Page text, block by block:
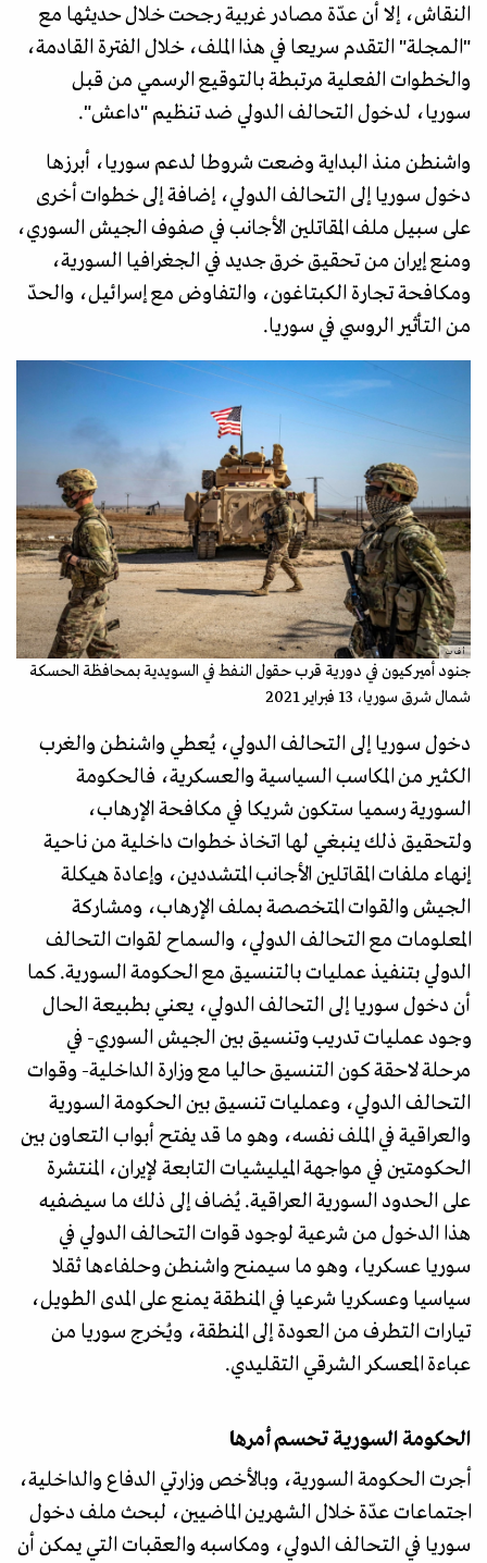
النقاش، إلا أن عدّة مصادر غربية رجحت خلال حديثها مع
"الـمجلة" التقدم سريعا في هذا الملف، خلال الفترة القادمة،
والخطوات الفعلية مرتبطة بالتوقيع الرسمي من قبل
سوريا، لدخول التحالف الدولي ضد تنظيم "داعش".
واشنطن منذ البداية وضعت شروطا لدعم سوريا، أبرزها
دخول سوريا إلى التحالف الدولي، إضافة إلى خطوات أخرى
على سبيل ملف المقاتلين الأجانب في صفوف الجيش السوري،
ومنع إيران من تحقيق خرق جديد في الجغرافيا السورية،
ومكافحة تجارة الكبتاغون، والتفاوض مع إسرائيل، والحدّ
من التأثير الروسي في سوريا.
أ ف ب
جنود أميركيون في دورية قرب حقول النفط في السويدية بمحافظة الحسكة
شمال شرق سوريا، 13 فبراير 2021
دخول سوريا إلى التحالف الدولي، يُعطي واشنطن والغرب
الكثير من المكاسب السياسية والعسكرية، فالحكومة
السورية رسميا ستكون شريكا في مكافحة الإرهاب،
ولتحقيق ذلك ينبغي لها اتخاذ خطوات داخلية من ناحية
إنهاء ملفات المقاتلين الأجانب المتشددين، وإعادة هيكلة
الجيش والقوات المتخصصة بملف الإرهاب، ومشاركة
المعلومات مع التحالف الدولي، والسماح لقوات التحالف
الدولي بتنفيذ عمليات بالتنسيق مع الحكومة السورية. كما
أن دخول سوريا إلى التحالف الدولي، يعني بطبيعة الحال
وجود عمليات تدريب وتنسيق بين الجيش السوري- في
مرحلة لاحقة كون التنسيق حاليا مع وزارة الداخلية- وقوات
التحالف الدولي، وعمليات تنسيق بين الحكومة السورية
والعراقية في الملف نفسه، وهو ما قد يفتح أبواب التعاون بين
الحكومتين في مواجهة الميليشيات التابعة لإيران، المنتشرة
على الحدود السورية العراقية. يُضاف إلى ذلك ما سيضفيه
هذا الدخول من شرعية لوجود قوات التحالف الدولي في
سوريا عسكريا، وهو ما سيمنح واشنطن وحلفاءها ثقلا
سياسيا وعسكريا شرعيا في المنطقة يمنع على المدى الطويل،
تيارات التطرف من العودة إلى المنطقة، ويُخرج سوريا من
عباءة المعسكر الشرقي التقليدي.
الحكومة السورية تحسم أمرها
أجرت الحكومة السورية، وبالأخص وزارتي الدفاع والداخلية،
اجتماعات عدّة خلال الشهرين الماضيين، لبحث ملف دخول
سوريا في التحالف الدولي، ومكاسبه والعقبات التي يمكن أن